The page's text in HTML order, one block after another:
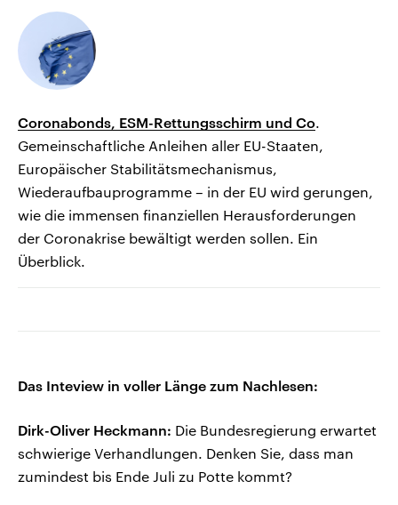
Coronabonds, ESM-Rettungsschirm und Co.
Gemeinschaftliche Anleihen aller EU-Staaten,
Europäischer Stabilitätsmechanismus,
Wiederaufbauprogramme – in der EU wird gerungen,
wie die immensen finanziellen Herausforderungen
der Coronakrise bewältigt werden sollen. Ein
Überblick.
Das Inteview in voller Länge zum Nachlesen:
Dirk-Oliver Heckmann: Die Bundesregierung erwartet
schwierige Verhandlungen. Denken Sie, dass man
zumindest bis Ende Juli zu Potte kommt?